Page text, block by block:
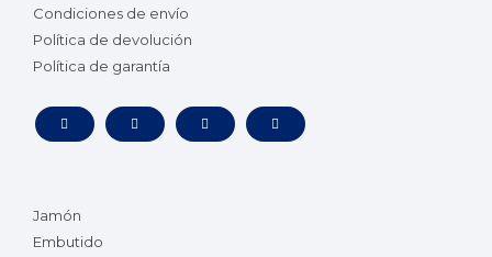
Condiciones de envío
Política de devolución
Política de garantía
Jamón
Embutido